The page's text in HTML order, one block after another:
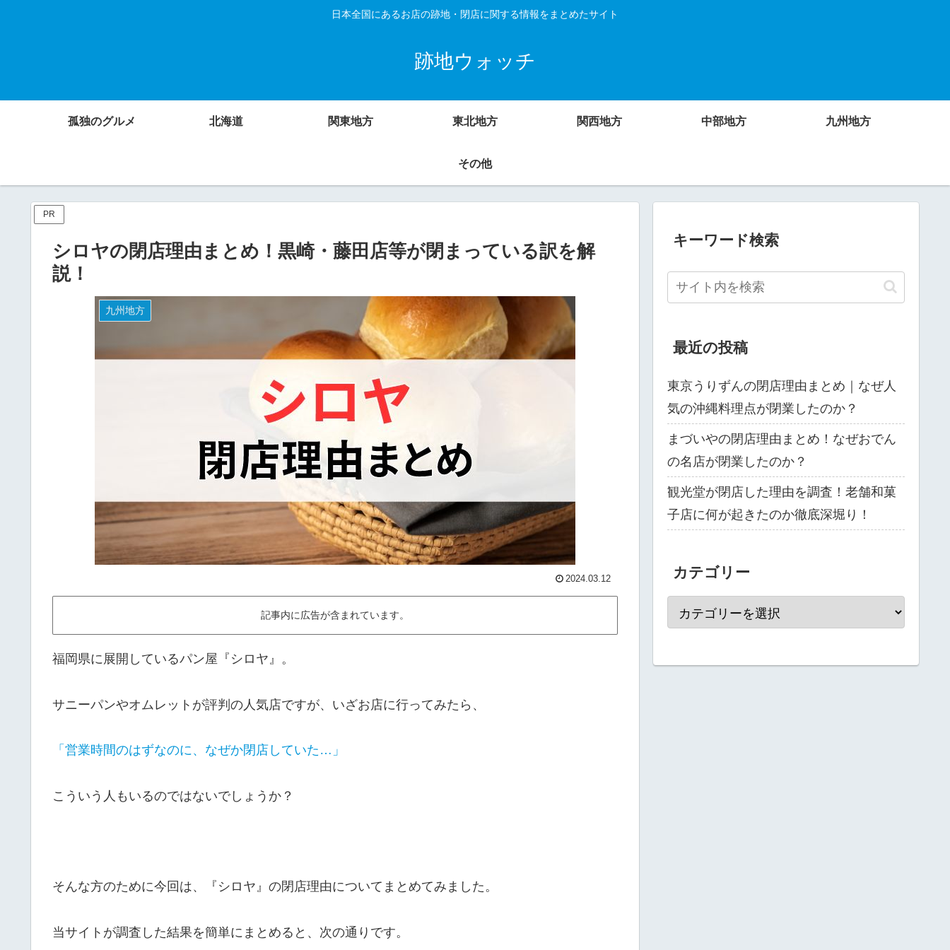
日本全国にあるお店の跡地・閉店に関する情報をまとめたサイト
跡地ウォッチ
孤独のグルメ 北海道 関東地方 東北地方 関西地方 中部地方 九州地方
その他
PR
シロヤの閉店理由まとめ！黒崎・藤田店等が閉まっている訳を解
説！
九州地方
2024.03.12
記事内に広告が含まれています。
福岡県に展開しているパン屋『シロヤ』。
サニーパンやオムレットが評判の人気店ですが、いざお店に行ってみたら、
「営業時間のはずなのに、なぜか閉店していた…」
こういう人もいるのではないでしょうか？
そんな方のために今回は、『シロヤ』の閉店理由についてまとめてみました。
当サイトが調査した結果を簡単にまとめると、次の通りです。
キーワード検索
最近の投稿
東京うりずんの閉店理由まとめ｜なぜ人
気の沖縄料理点が閉業したのか？
まづいやの閉店理由まとめ！なぜおでん
の名店が閉業したのか？
観光堂が閉店した理由を調査！老舗和菓
子店に何が起きたのか徹底深堀り！
カテゴリー